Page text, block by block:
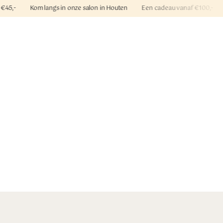
€45,- Kom langs in onze salon in Houten Een cadeau vanaf